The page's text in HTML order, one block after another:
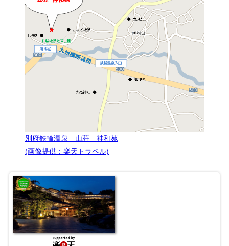
別府鉄輪温泉 山荘 神和苑
(画像提供：楽天トラベル)